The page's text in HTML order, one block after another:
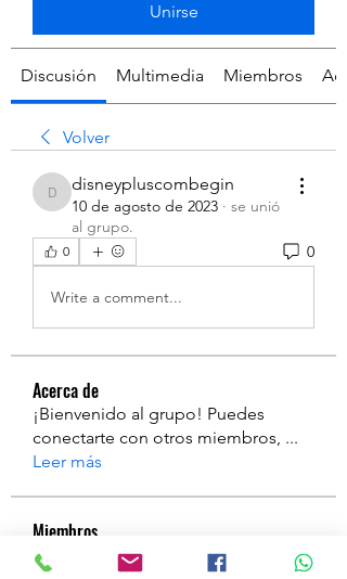
Unirse
Discusión Multimedia Miembros
Volver
disneypluscombegin
disneypluscombegin
10 de agosto de 2023 · se unió
al grupo.
0 0
Write a comment...
Acerca de
¡Bienvenido al grupo! Puedes
conectarte con otros miembros, ...
Leer más
Miembros
a Seguir